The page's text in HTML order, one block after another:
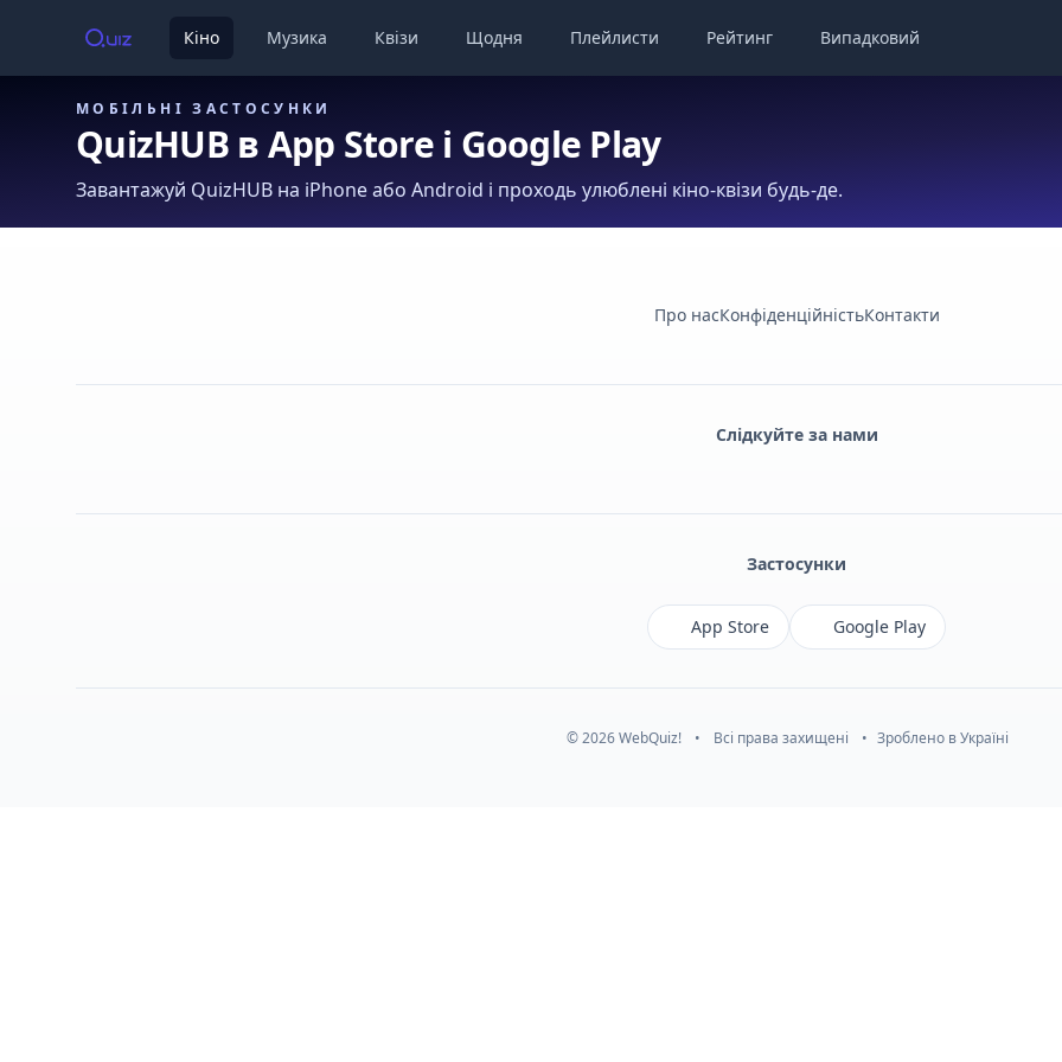
Кіно Музика Квізи Щодня Плейлисти Рейтинг Випадковий
МОБІЛЬНІ ЗАСТОСУНКИ
QuizHUB в App Store і Google Play
Завантажуй QuizHUB на iPhone або Android і проходь улюблені кіно-квізи будь-де.
Про насКонфіденційністьКонтакти
Слідкуйте за нами
Застосунки
App Store Google Play
© 2026 WebQuiz! • Всі права захищені • Зроблено в Україні